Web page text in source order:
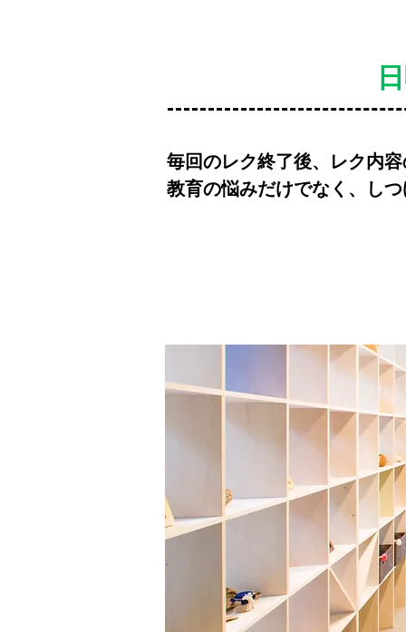
毎回のレク終了後、レク内
教育の悩みだけでなく、し